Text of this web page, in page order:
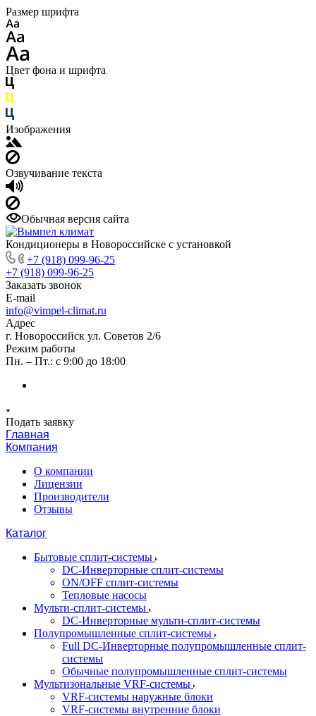
Размер шрифта
Цвет фона и шрифта
Изображения
Озвучивание текста
Обычная версия сайта
Кондиционеры в Новороссийске с установкой
+7 (918) 099-96-25
+7 (918) 099-96-25
Заказать звонок
E-mail
info@vimpel-climat.ru
Адрес
г. Новороссийск ул. Советов 2/6
Режим работы
Пн. – Пт.: с 9:00 до 18:00
Подать заявку
Главная
Компания
О компании
Лицензии
Производители
Отзывы
Каталог
Бытовые сплит-системы
DC-Инверторные сплит-системы
ON/OFF сплит-системы
Тепловые насосы
Мульти-сплит-системы
DC-Инверторные мульти-сплит-системы
Полупромышленные сплит-системы
Full DC-Инверторные полупромышленные сплит-
системы
Обычные полупромышленные сплит-системы
Мультизональные VRF-системы
VRF-системы наружные блоки
VRF-системы внутренние блоки